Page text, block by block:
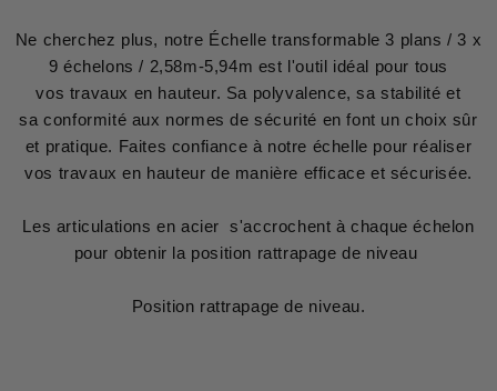
Ne cherchez plus, notre Échelle transformable 3 plans / 3 x
9 échelons / 2,58m-5,94m est l'outil idéal pour tous
vos travaux en hauteur. Sa polyvalence, sa stabilité et
sa conformité aux normes de sécurité en font un choix sûr
et pratique. Faites confiance à notre échelle pour réaliser
vos travaux en hauteur de manière efficace et sécurisée.
Les articulations en acier s'accrochent à chaque échelon
pour obtenir la position rattrapage de niveau
Position rattrapage de niveau.